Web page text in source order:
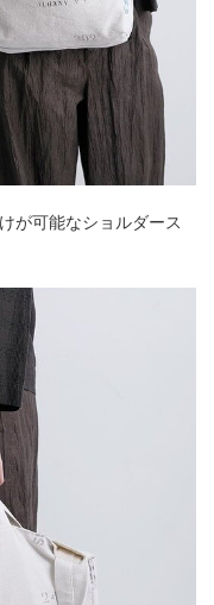
が可能なショルダース